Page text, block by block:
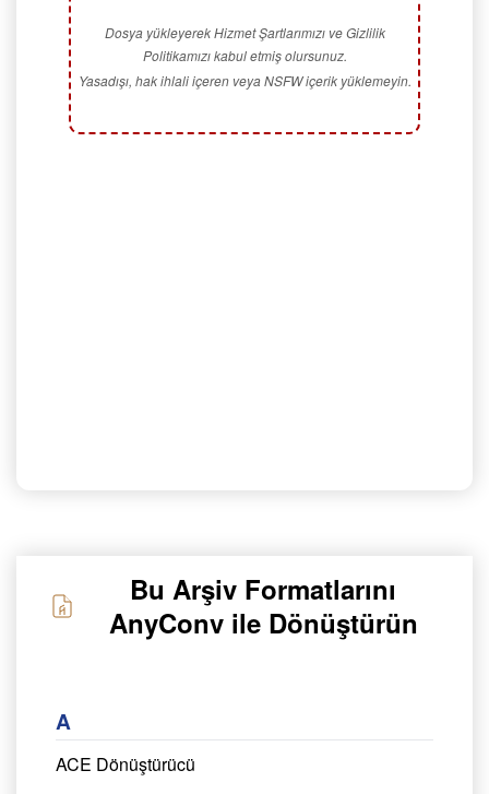
Dosya yükleyerek Hizmet Şartlarımızı ve Gizlilik
Politikamızı kabul etmiş olursunuz.
Yasadışı, hak ihlali içeren veya NSFW içerik yüklemeyin.
Bu Arşiv Formatlarını
AnyConv ile Dönüştürün
A
ACE Dönüştürücü